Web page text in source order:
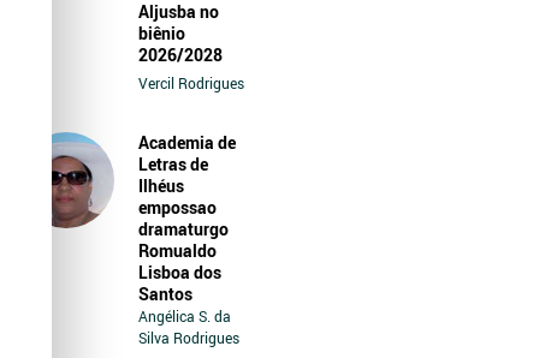
Aljusba no
biênio
2026/2028
Vercil Rodrigues
Academia de
Letras de
Ilhéus
empossao
dramaturgo
Romualdo
Lisboa dos
Santos
Angélica S. da
Silva Rodrigues